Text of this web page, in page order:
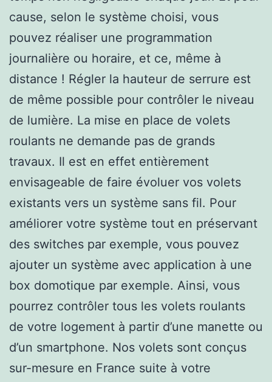
cause, selon le système choisi, vous
pouvez réaliser une programmation
journalière ou horaire, et ce, même à
distance ! Régler la hauteur de serrure est
de même possible pour contrôler le niveau
de lumière. La mise en place de volets
roulants ne demande pas de grands
travaux. Il est en effet entièrement
envisageable de faire évoluer vos volets
existants vers un système sans fil. Pour
améliorer votre système tout en préservant
des switches par exemple, vous pouvez
ajouter un système avec application à une
box domotique par exemple. Ainsi, vous
pourrez contrôler tous les volets roulants
de votre logement à partir d’une manette ou
d’un smartphone. Nos volets sont conçus
sur-mesure en France suite à votre